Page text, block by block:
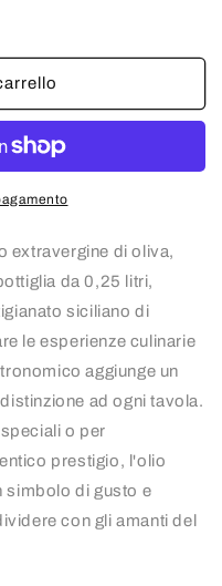
extravergine di oliva,
da 0,25 litri,
siciliano di
le esperienze culinarie
aggiunge un
ad ogni tavola.
o per
prestigio, l'olio
simbolo di gusto e
con gli amanti del